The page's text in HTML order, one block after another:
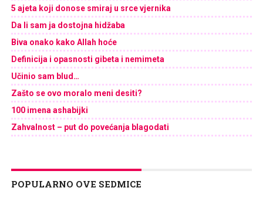
5 ajeta koji donose smiraj u srce vjernika
Da li sam ja dostojna hidžaba
Biva onako kako Allah hoće
Definicija i opasnosti gibeta i nemimeta
Učinio sam blud…
Zašto se ovo moralo meni desiti?
100 imena ashabijki
Zahvalnost – put do povećanja blagodati
POPULARNO OVE SEDMICE